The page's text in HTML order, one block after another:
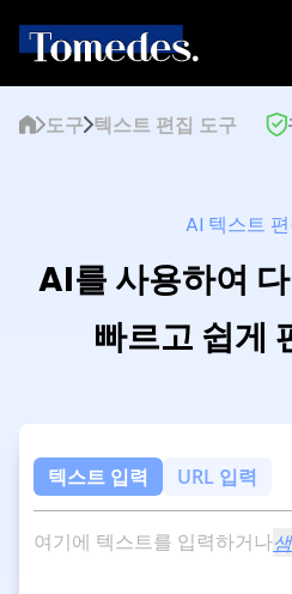
도구 텍스트 편집 도구
AI 텍스트
AI를 사용하여
빠르고 쉽게
텍스트 입력 URL 입력
여기에 텍스트를 입력하거나